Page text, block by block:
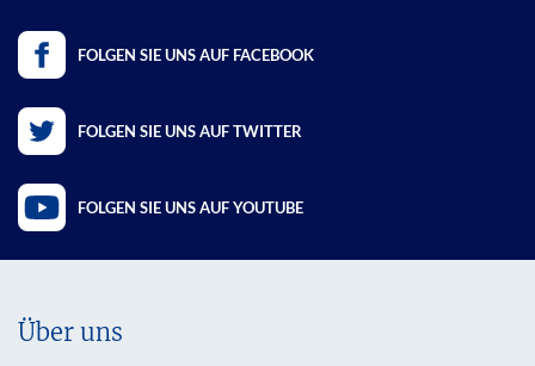
FOLGEN SIE UNS AUF FACEBOOK
FOLGEN SIE UNS AUF TWITTER
FOLGEN SIE UNS AUF YOUTUBE
Über uns